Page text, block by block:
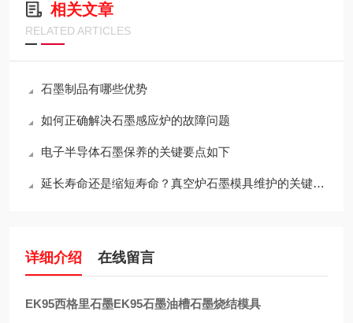
相关文章
RELATED ARTICLES
石墨制品有哪些优势
如何正确解决石墨感应炉的故障问题
电子半导体石墨保养的关键要点如下
延长寿命还是缩短寿命？真空炉石墨模具维护的关键决策
详细介绍 在线留言
EK95西格里石墨EK95石墨油槽石墨烧结模具